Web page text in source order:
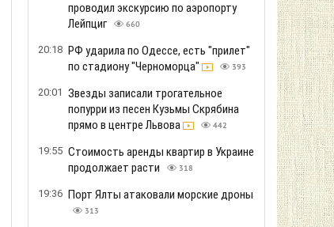
проводил экскурсию по аэропорту
Лейпциг
660
20:18 РФ ударила по Одессе, есть "прилет"
по стадиону "Черноморца"
393
20:01 Звезды записали трогательное
попурри из песен Кузьмы Скрябина
прямо в центре Львова
442
19:55 Стоимость аренды квартир в Украине
продолжает расти
318
19:36 Порт Ялты атаковали морские дроны
313